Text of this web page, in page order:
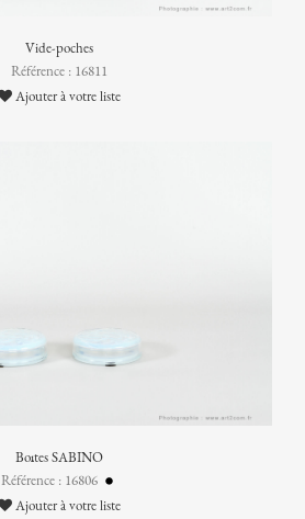
Vide-poches
Référence : 16811
Ajouter à votre liste
Boîtes SABINO
Référence : 16806
Ajouter à votre liste